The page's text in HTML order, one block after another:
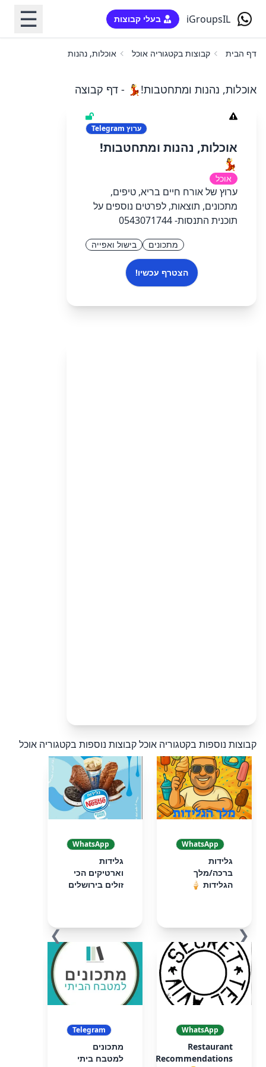
iGroupsIL בעלי קבוצות ☰
דף הבית קבוצות בקטגוריה אוכל אוכלות, נהנות ומתחטבות!💃
אוכלות, נהנות ומתחטבות!💃 - דף קבוצה
ערוץ
אוכלות, נהנות ומתחטבות!
💃
אוכל
ערוץ של אורח חיים בריא, טיפים,
מתכונים, תוצאות, לפרטים נוספים על
תוכנית התנסות- 0543071744
מתכונים בישול ואפייה
הצטרף עכשיו!
קבוצות נוספות בקטגוריה אוכלקבוצות נוספות בקטגוריה אוכל
❮
WhatsApp
גלידות
ברכה/מלך
הגלידות 🍦
WhatsApp
גלידות
וארטיקים הכי
זולים בירושלים
WhatsApp
Restaurant
Recommendations
Telegram
מתכונים
למטבח ביתי
❯